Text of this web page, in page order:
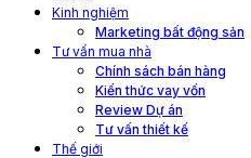
Kinh nghiệm
Marketing bất động sản
Tư vấn mua nhà
Chính sách bán hàng
Kiến thức vay vốn
Review Dự án
Tư vấn thiết kế
Thế giới